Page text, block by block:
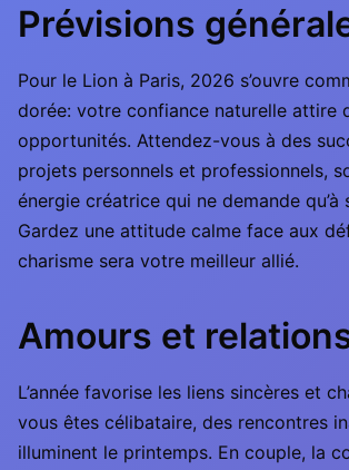
Prévisions
Pour le Lion à Paris, 2026 s’ouvre
dorée: votre confiance naturelle attire
opportunités. Attendez-vous à des
projets personnels et professionnels,
énergie créatrice qui ne demande qu’à
Gardez une attitude calme face aux
charisme sera votre meilleur allié.
Amours et
L’année favorise les liens sincères et
vous êtes célibataire, des rencontres
illuminent le printemps. En couple, la